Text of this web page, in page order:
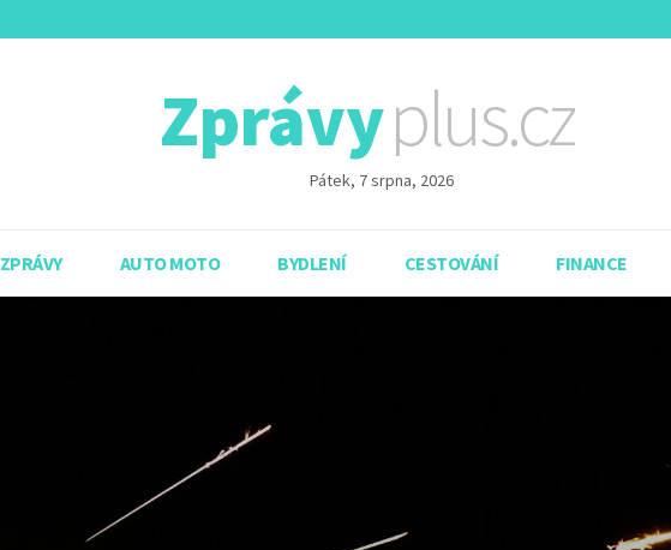
Zprávyplus.cz
Pátek, 7 srpna, 2026
ZPRÁVY AUTO MOTO BYDLENÍ CESTOVÁNÍ FINANCE